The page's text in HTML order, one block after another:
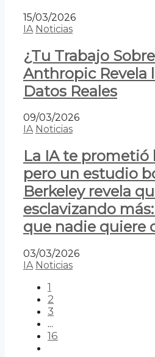
15/03/2026
IA Noticias
¿Tu Trabajo
Anthropic Revela
Datos Reales
09/03/2026
IA Noticias
La IA te prometió
pero un estudio
Berkeley revela
esclavizando
que nadie quiere
03/03/2026
IA Noticias
1
2
3
...
16